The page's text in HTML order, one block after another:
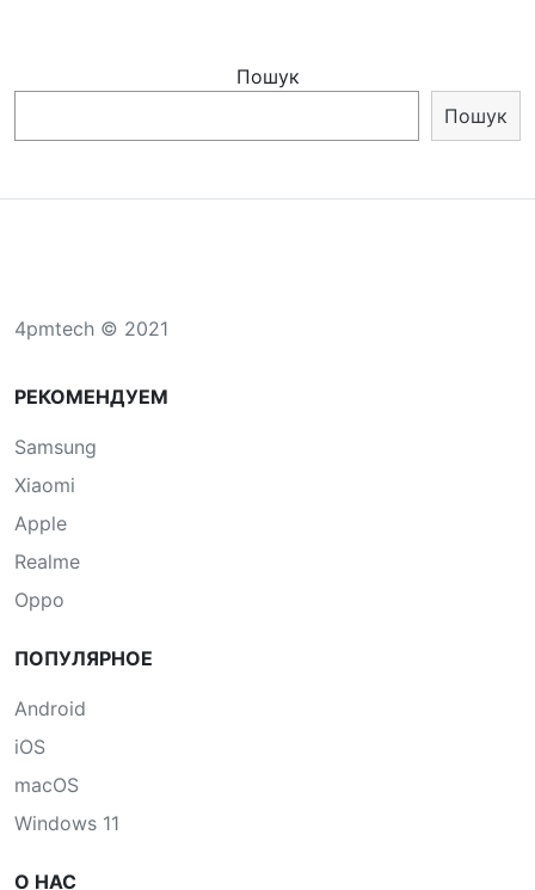
Пошук
Пошук
4pmtech © 2021
РЕКОМЕНДУЕМ
Samsung
Xiaomi
Apple
Realme
Oppo
ПОПУЛЯРНОЕ
Android
iOS
macOS
Windows 11
О НАС